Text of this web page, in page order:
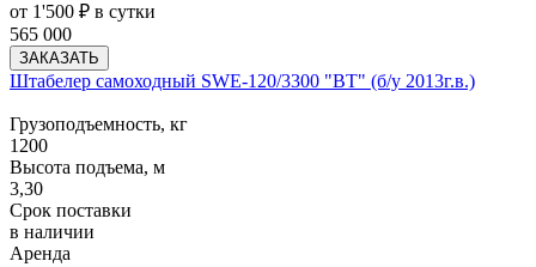
от 1'500 ₽ в сутки
565 000
ЗАКАЗАТЬ
Штабелер самоходный SWE-120/3300 "BT" (б/у 2013г.в.)
Грузоподъемность, кг
1200
Высота подъема, м
3,30
Срок поставки
в наличии
Аренда